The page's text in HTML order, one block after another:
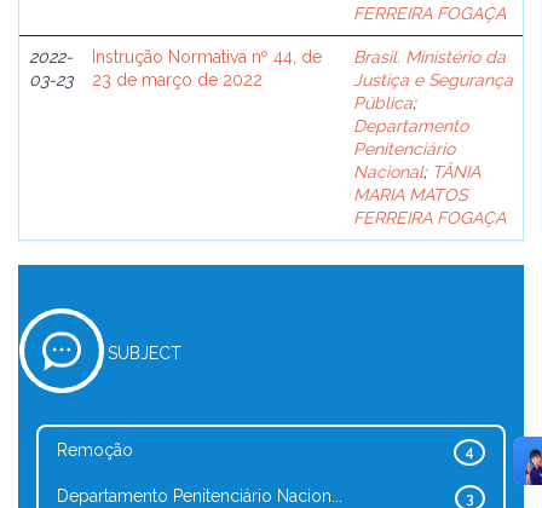
FERREIRA FOGAÇA
2022-
03-23
Instrução Normativa nº 44, de
23 de março de 2022
Brasil. Ministério da
Justiça e Segurança
Pública;
Departamento
Penitenciário
Nacional; TÂNIA
MARIA MATOS
FERREIRA FOGAÇA
SUBJECT
4
Remoção
3
Departamento Penitenciário Nacion...